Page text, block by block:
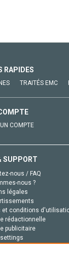
RAPIDES
TRAITÉS EMC
COMPTE
SUPPORT
nous / FAQ
nous ?
légales
et conditions
rédactionnelle
publicitaire